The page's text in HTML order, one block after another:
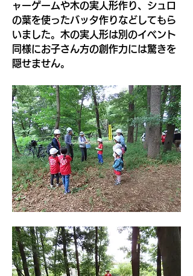
ャーゲームや木の実人形作り、シュロ
の葉を使ったバッタ作りなどしてもら
いました。木の実人形は別のイベント
同様にお子さん方の創作力には驚きを
隠せません。